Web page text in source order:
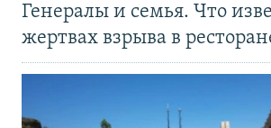
Генералы и семья. Что
жертвах взрыва в